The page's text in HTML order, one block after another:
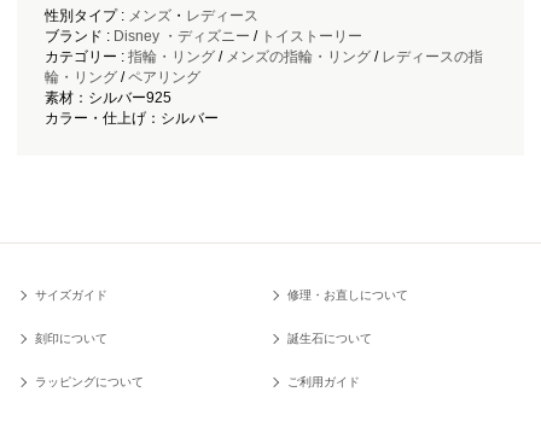
性別タイプ : メンズ・ レディース
ブランド : Disney ・ディズニー / トイストーリー
カテゴリー : 指輪・リング/ メンズの指輪・リング/ レディースの指
輪・リング/ペアリング
素材：シルバー925
カラー・仕上げ：シルバー
サイズガイド 修理・お直しについて
刻印について 誕生石について
ラッピングについて ご利用ガイド